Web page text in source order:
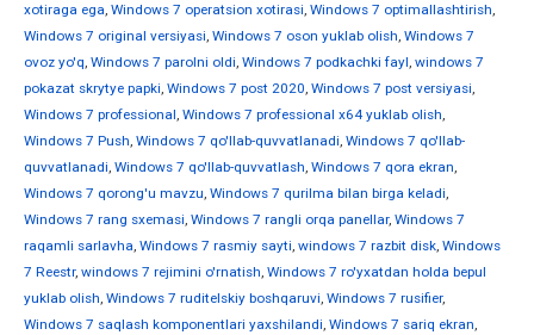
xotiraga ega, Windows 7 operatsion xotirasi, Windows 7 optimallashtirish,
Windows 7 original versiyasi, Windows 7 oson yuklab olish, Windows 7
ovoz yo'q, Windows 7 parolni oldi, Windows 7 podkachki fayl, windows 7
pokazat skrytye papki, Windows 7 post 2020, Windows 7 post versiyasi,
Windows 7 professional, Windows 7 professional x64 yuklab olish,
Windows 7 Push, Windows 7 qo'llab-quvvatlanadi, Windows 7 qo'llab-
quvvatlanadi, Windows 7 qo'llab-quvvatlash, Windows 7 qora ekran,
Windows 7 qorong'u mavzu, Windows 7 qurilma bilan birga keladi,
Windows 7 rang sxemasi, Windows 7 rangli orqa panellar, Windows 7
raqamli sarlavha, Windows 7 rasmiy sayti, windows 7 razbit disk, Windows
7 Reestr, windows 7 rejimini o'rnatish, Windows 7 ro'yxatdan holda bepul
yuklab olish, Windows 7 ruditelskiy boshqaruvi, Windows 7 rusifier,
Windows 7 saqlash komponentlari yaxshilandi, Windows 7 sariq ekran,